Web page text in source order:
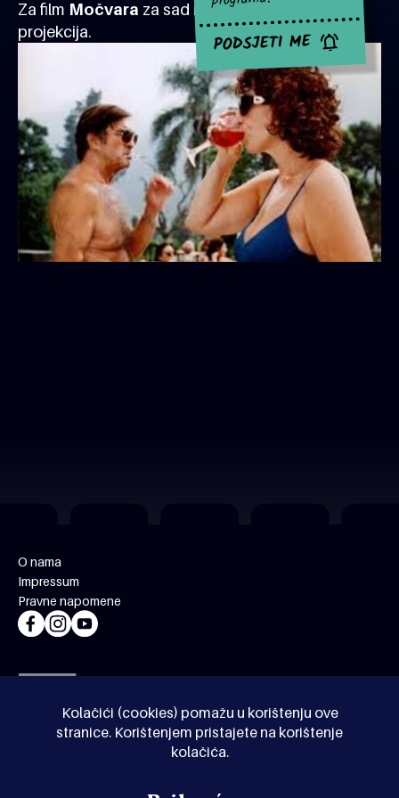
Kolačići (cookies) pomažu u korištenju ove
stranice. Korištenjem pristajete na korištenje
kolačića.
Za film Močvara za sad nema najavljenih
projekcija.
PODSJETI ME
O nama
Impressum
Pravne napomene
© Kinoholik 2026. Kinoholik nije organizator programa.